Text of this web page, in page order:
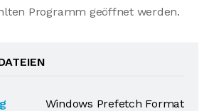
Programm geöffnet werden.
Windows Prefetch Format